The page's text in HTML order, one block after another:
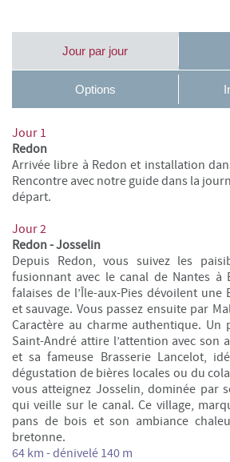
Jour par jour
Options
Jour 1
Redon
Arrivée libre à Redon et installation
Rencontre avec notre guide dans la
départ.
Jour 2
Redon - Josselin
Depuis Redon, vous suivez les
fusionnant avec le canal de Nantes à
falaises de l’Île-aux-Pies dévoilent une
et sauvage. Vous passez ensuite par
Caractère au charme authentique. Un
Saint-André attire l’attention avec son
et sa fameuse Brasserie Lancelot,
dégustation de bières locales ou du
vous atteignez Josselin, dominée par
qui veille sur le canal. Ce village,
pans de bois et son ambiance
bretonne.
64 km - dénivelé 140 m